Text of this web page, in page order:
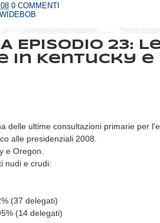
0 COMMENTI
Episodio 23:
in Kentucky e
delle ultime consultazioni primarie per
alle presidenziali 2008.
e Oregon.
nudi e crudi:
(37 delegati)
(14 delegati)